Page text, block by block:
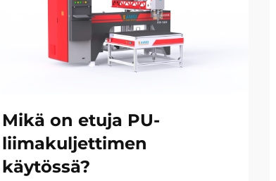
Mikä on etuja PU-
liimakuljettimen
käytössä?